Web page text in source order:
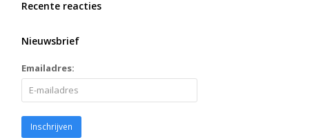
Recente reacties
Nieuwsbrief
Emailadres: